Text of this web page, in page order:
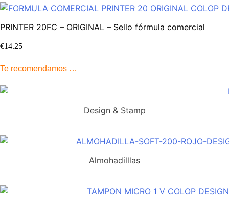
PRINTER 20FC – ORIGINAL – Sello fórmula comercial
€14.25
Te recomendamos …
Design & Stamp
Almohadilllas